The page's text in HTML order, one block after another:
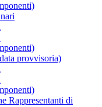
provvisoria)
Rappresentanti di